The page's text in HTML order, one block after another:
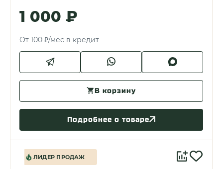
1 000 ₽
От 100 ₽/мес в кредит
В корзину
Подробнее о товаре
ЛИДЕР ПРОДАЖ